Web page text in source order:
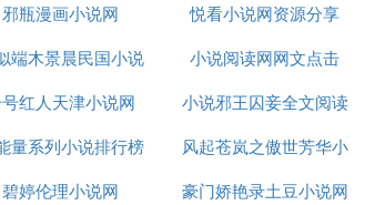
缁嶏細涓昏掑洜楗ヨ崚鑰屾祦娴鐨勪
庤岀传搴滅敓绌洪棿锛岃蛋鍚戜粰閫
愬崌淇涓猴紝铏界劧鐪嬭捣鏉ユ湁浜
紝鍏朵腑涓浜哄挨鍏跺枩娆㈠ぇ浜旇
涓猴紝杞鎹㈠湴鍥撅紝铏界劧娌℃湁
紝妤炴槸鍙戣偛涓嶈壇锛屾渶缁堝き
邪瓶漫画小说网 悦看小说网资源分享
端木景晨民国小说
推荐
小说阅读网网文点击
红人天津小说网 小说邪王囚妾全文阅读
量系列小说排行榜
风起苍岚之傲世芳华小
说阅读
碧婷伦理小说网
豪门娇艳录土豆小说网